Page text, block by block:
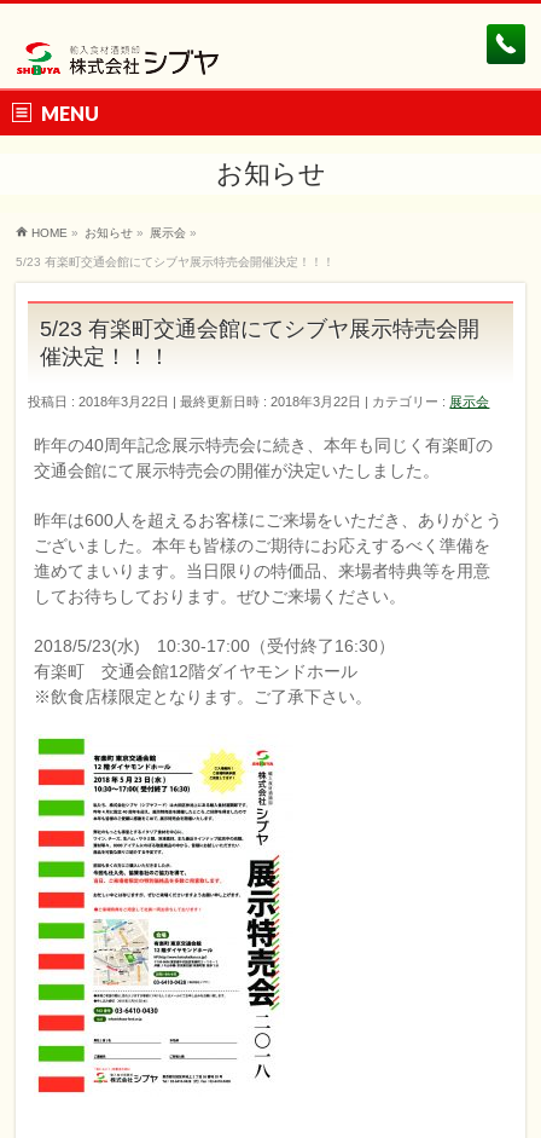
MENU
お知らせ
HOME » お知らせ » 展示会 »
5/23 有楽町交通会館にてシブヤ展示特売会開催決定！！！
5/23 有楽町交通会館にてシブヤ展示特売会開
催決定！！！
投稿日 : 2018年3月22日 最終更新日時 : 2018年3月22日 カテゴリー : 展示会
昨年の40周年記念展示特売会に続き、本年も同じく有楽町の
交通会館にて展示特売会の開催が決定いたしました。
昨年は600人を超えるお客様にご来場をいただき、ありがとう
ございました。本年も皆様のご期待にお応えするべく準備を
進めてまいります。当日限りの特価品、来場者特典等を用意
してお待ちしております。ぜひご来場ください。
2018/5/23(水) 10:30-17:00（受付終了16:30）
有楽町 交通会館12階ダイヤモンドホール
※飲食店様限定となります。ご了承下さい。